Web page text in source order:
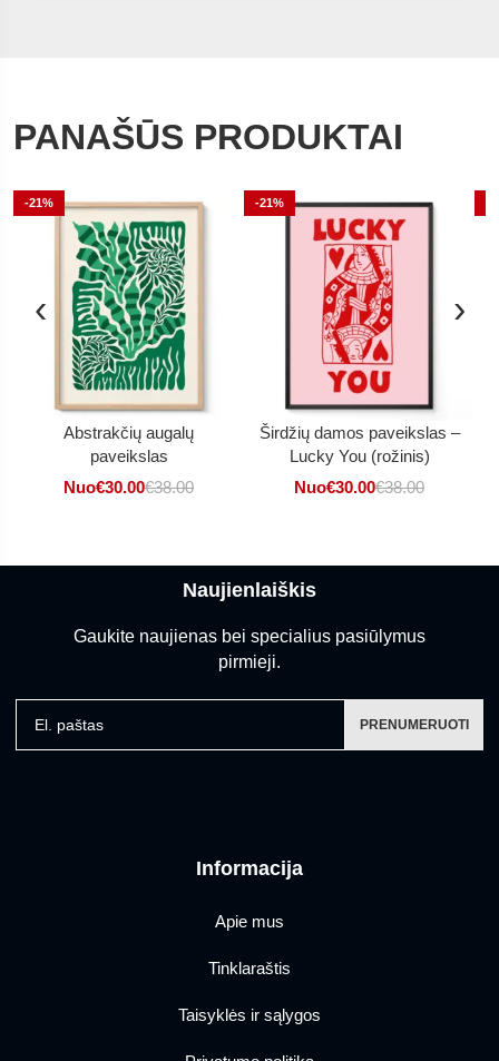
PANAŠŪS PRODUKTAI
‹
-21%
Abstrakčių augalų
paveikslas
Nuo€30.00€38.00
-21%
Širdžių damos paveikslas –
Lucky You (rožinis)
Nuo€30.00€38.00
›
Informacija
Apie mus
Tinklaraštis
Taisyklės ir sąlygos
Naujienlaiškis
Gaukite naujienas bei specialius pasiūlymus
pirmieji.
PRENUMERUOTI